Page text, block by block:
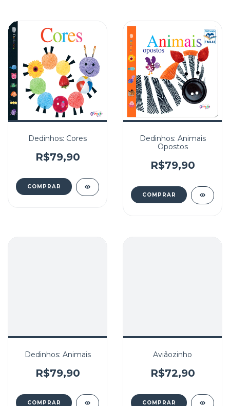
Dedinhos: Cores
R$79,90
Dedinhos: Animais
Opostos
R$79,90
Dedinhos: Animais
R$79,90
Aviãozinho
R$72,90